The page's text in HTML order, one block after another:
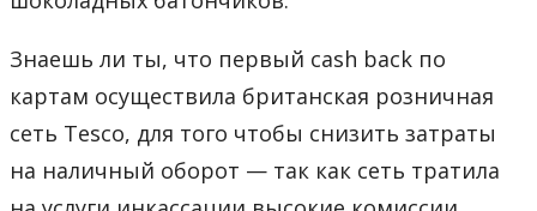
Знаешь ли ты, что первый cash back по
картам осуществила британская розничная
сеть Tesco, для того чтобы снизить затраты
на наличный оборот — так как сеть тратила